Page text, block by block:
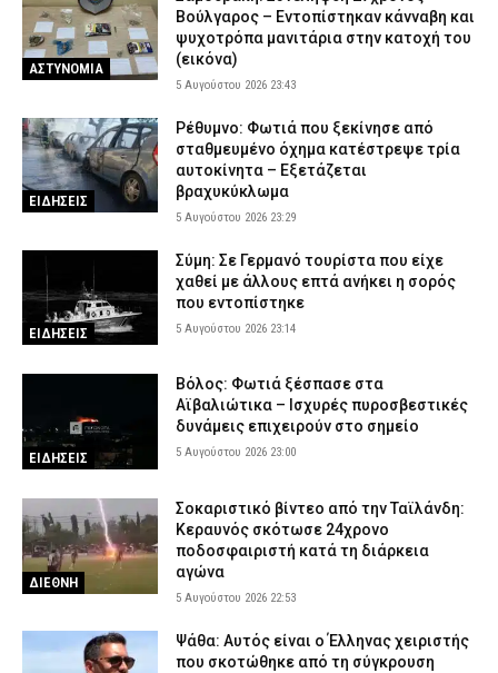
Σοκαριστικό βίντεο: Η στιγμή που η φωτιά εισβάλλει στο Πόρτο
Γερμενό και κατακαίει τα πάντα
ΕΙΔΗΣΕΙΣ 5 Αυγούστου 2026 17:18
Αττική, Βοιωτία και Εύβοια
ΕΙΔΗΣΕΙΣ 5 Αυγούστου 2026 17:07
Μπορεί ένα αυτοκίνητο να ξεπεράσει τα 300.000 χιλιόμετρα; –
Τι καθορίζει πραγματικά τη διάρκεια ζωής του
ΑΣΤΥΝΟΜΙΑ
Βούλγαρος – Εντοπίστηκαν κάνναβη και
ψυχοτρόπα μανιτάρια στην κατοχή του
(εικόνα)
5 Αυγούστου 2026 23:43
ΕΙΔΗΣΕΙΣ
Ρέθυμνο: Φωτιά που ξεκίνησε από
σταθμευμένο όχημα κατέστρεψε τρία
αυτοκίνητα – Εξετάζεται
βραχυκύκλωμα
5 Αυγούστου 2026 23:29
ΕΙΔΗΣΕΙΣ
Σύμη: Σε Γερμανό τουρίστα που είχε
χαθεί με άλλους επτά ανήκει η σορός
που εντοπίστηκε
5 Αυγούστου 2026 23:14
ΕΙΔΗΣΕΙΣ
Βόλος: Φωτιά ξέσπασε στα
Αϊβαλιώτικα – Ισχυρές πυροσβεστικές
δυνάμεις επιχειρούν στο σημείο
5 Αυγούστου 2026 23:00
ΔΙΕΘΝΗ
Σοκαριστικό βίντεο από την Ταϊλάνδη:
Κεραυνός σκότωσε 24χρονο
ποδοσφαιριστή κατά τη διάρκεια
αγώνα
5 Αυγούστου 2026 22:53
Ψάθα: Αυτός είναι ο Έλληνας χειριστής
που σκοτώθηκε από τη σύγκρουση